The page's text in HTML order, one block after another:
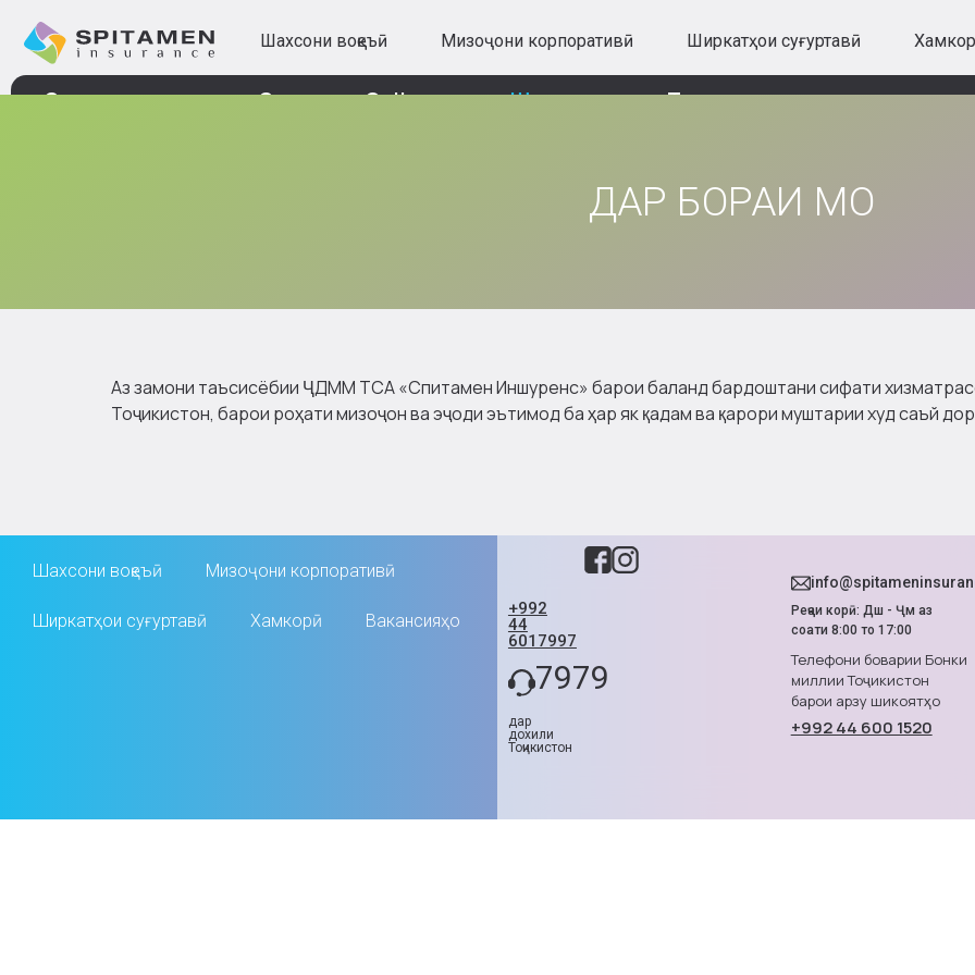
Шахсони воқеъӣ Мизоҷони корпоративӣ Ширкатҳои суғуртавӣ
Страхование Спитамен Online Ширкат Тамос
ДАР БОРАИ МО
Аз замони таъсисёбии ҶДММ ТСА «Спитамен Иншуренс» барои баланд бардоштани сифати
Тоҷикистон, барои роҳати мизоҷон ва эҷоди эътимод ба ҳар як қадам ва қарори муштарии худ саъй
Шахсони воқеъӣ Мизоҷони корпоративӣ
Ширкатҳои суғуртавӣ Хамкорӣ Вакансияҳо
+992
44
6017997
7979
дар
дохили
Тоҷикистон
Реҷаи корӣ: Дш - Ҷм аз
соати 8:00 то 17:00
Телефони боварии Бонки
миллии Тоҷикистон
барои арзу шикоятҳо
+992 44 600 1520